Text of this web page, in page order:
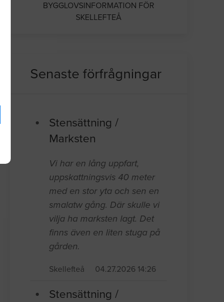
BYGGLOVSINFORMATION FÖR
SKELLEFTEÅ
Senaste förfrågningar
Stensättning /
Marksten
Vi har en lång uppfart,
uppskattningsvis 40 meter
med en stor yta och sen en
smalatw gång. Där skulle vi
vilja ha marksten lagt. Det
finns även en liten stuga på
gården.
Skellefteå 04.27.2026 14:26
Stensättning /